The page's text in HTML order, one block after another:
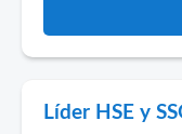
Líder HSE y